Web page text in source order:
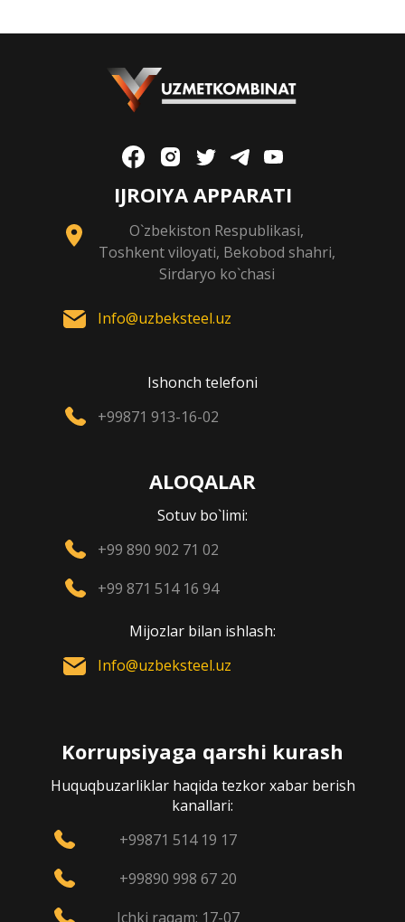
IJROIYA APPARATI
O`zbekiston Respublikasi,
Toshkent viloyati, Bekobod shahri,
Sirdaryo ko`chasi
Info@uzbeksteel.uz
Ishonch telefoni
+99871 913-16-02
ALOQALAR
Sotuv bo`limi:
+99 890 902 71 02
+99 871 514 16 94
Mijozlar bilan ishlash:
Info@uzbeksteel.uz
Korrupsiyaga qarshi kurash
Huquqbuzarliklar haqida tezkor xabar berish
kanallari:
+99871 514 19 17
+99890 998 67 20
Ichki raqam: 17-07